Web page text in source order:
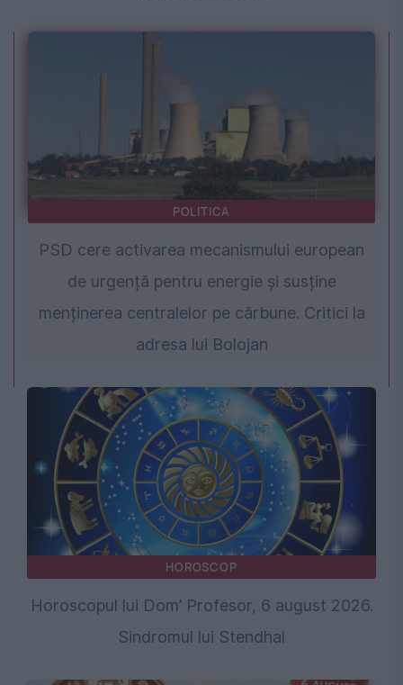
POLITICA
PSD cere activarea mecanismului european
de urgență pentru energie și susține
menținerea centralelor pe cărbune. Critici la
adresa lui Bolojan
HOROSCOP
Horoscopul lui Dom’ Profesor, 6 august 2026.
Sindromul lui Stendhal